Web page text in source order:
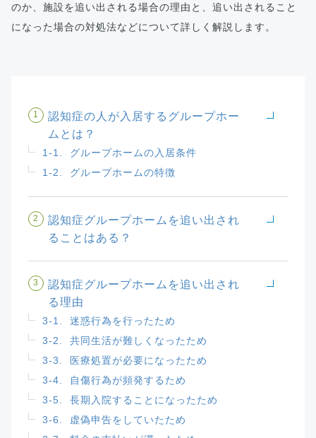
のか、施設を追い出される場合の理由と、追い出されること
になった場合の対処法などについて詳しく解説します。
1
認知症の人が入居するグループホー
ムとは？
1-1.
グループホームの入居条件
1-2.
グループホームの特徴
2
認知症グループホームを追い出され
ることはある？
3
認知症グループホームを追い出され
る理由
3-1.
迷惑行為を行ったため
3-2.
共同生活が難しくなったため
3-3.
医療処置が必要になったため
3-4.
自傷行為が頻発するため
3-5.
長期入院することになったため
3-6.
虚偽申告をしていたため